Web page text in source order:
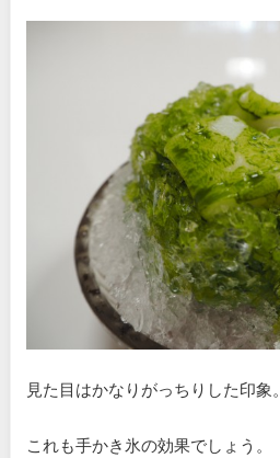
見た目はかなりがっちりした印象。
これも手かき氷の効果でしょう。